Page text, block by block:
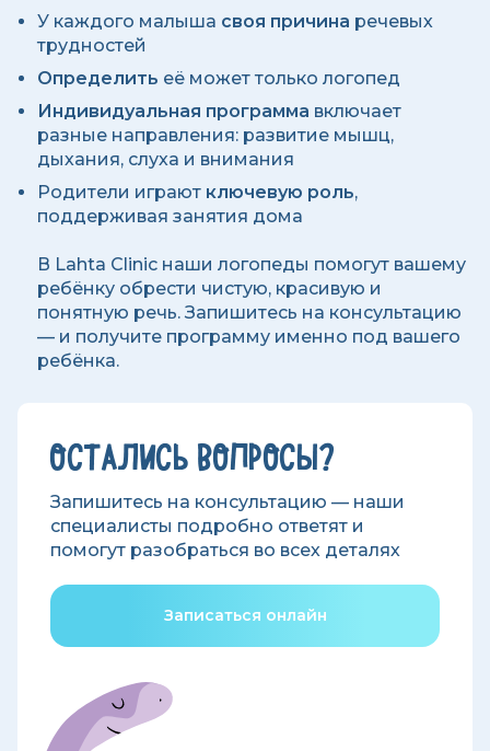
У каждого малыша своя причина речевых
трудностей
Определить её может только логопед
Индивидуальная программа включает
разные направления: развитие мышц,
дыхания, слуха и внимания
Родители играют ключевую роль,
поддерживая занятия дома
В Lahta Clinic наши логопеды помогут вашему
ребёнку обрести чистую, красивую и
понятную речь. Запишитесь на консультацию
— и получите программу именно под вашего
ребёнка.
ОСТАЛИСЬ ВОПРОСЫ?
Запишитесь на консультацию — наши
специалисты подробно ответят и
помогут разобраться во всех деталях
Записаться онлайн